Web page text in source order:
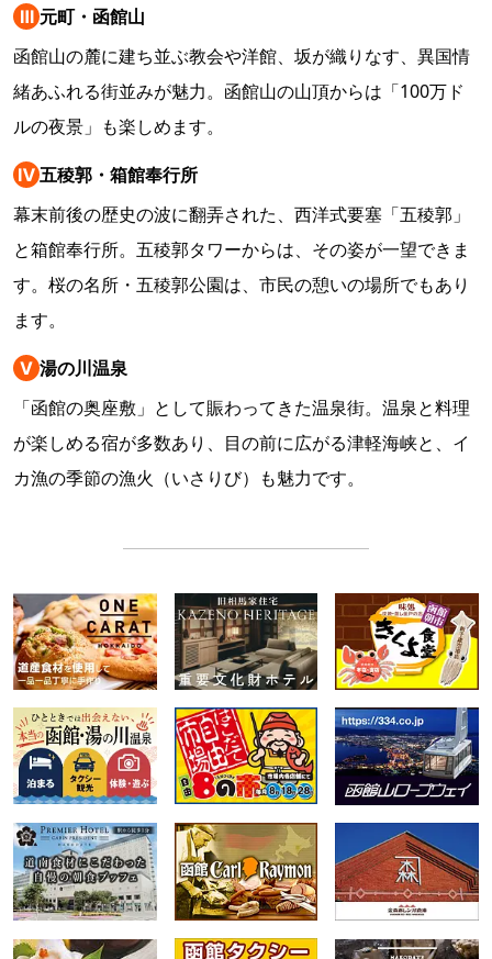
Ⅲ 元町・函館山
函館山の麓に建ち並ぶ教会や洋館、坂が織りなす、異国情
緒あふれる街並みが魅力。函館山の山頂からは「100万ド
ルの夜景」も楽しめます。
Ⅳ五稜郭・箱館奉行所
幕末前後の歴史の波に翻弄された、西洋式要塞「五稜郭」
と箱館奉行所。五稜郭タワーからは、その姿が一望できま
す。桜の名所・五稜郭公園は、市民の憩いの場所でもあり
ます。
Ⅴ 湯の川温泉
「函館の奥座敷」として賑わってきた温泉街。温泉と料理
が楽しめる宿が多数あり、目の前に広がる津軽海峡と、イ
カ漁の季節の漁火（いさりび）も魅力です。